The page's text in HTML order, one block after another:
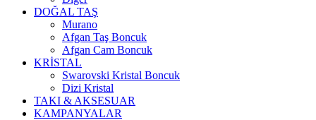
DOĞAL TAŞ
Murano
Afgan Taş Boncuk
Afgan Cam Boncuk
KRİSTAL
Swarovski Kristal Boncuk
Dizi Kristal
TAKI & AKSESUAR
KAMPANYALAR